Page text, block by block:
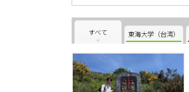
すべて 東海大学（台湾）